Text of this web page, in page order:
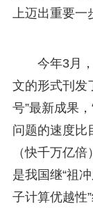
上迈出重要一
今年3月
文的形式刊发
号”最新成果
问题的速度比
（快千万亿
是我国继“祖
子计算优越性